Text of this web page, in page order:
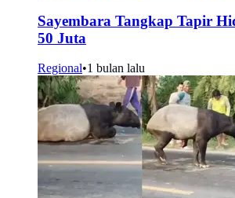
Sayembara Tangkap Tapir
50 Juta
Regional•1 bulan lalu